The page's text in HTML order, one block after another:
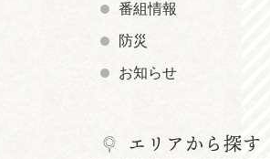
番組情報
防災
お知らせ
エリアから探す